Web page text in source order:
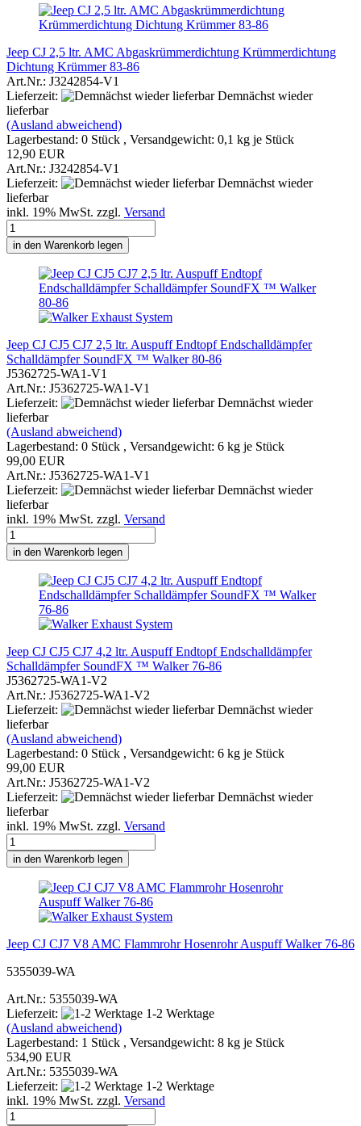
Jeep CJ 2,5 ltr. AMC Abgaskrümmerdichtung Krümmerdichtung
Dichtung Krümmer 83-86
Art.Nr.: J3242854-V1
Lieferzeit:
Demnächst wieder
lieferbar
(Ausland abweichend)
Lagerbestand: 0 Stück , Versandgewicht: 0,1 kg je Stück
12,90 EUR
Art.Nr.: J3242854-V1
Lieferzeit:
Demnächst wieder
lieferbar
inkl. 19% MwSt. zzgl. Versand
in den Warenkorb legen
Jeep CJ CJ5 CJ7 2,5 ltr. Auspuff Endtopf Endschalldämpfer
Schalldämpfer SoundFX ™ Walker 80-86
J5362725-WA1-V1
Art.Nr.: J5362725-WA1-V1
Lieferzeit:
Demnächst wieder
lieferbar
(Ausland abweichend)
Lagerbestand: 0 Stück , Versandgewicht: 6 kg je Stück
99,00 EUR
Art.Nr.: J5362725-WA1-V1
Lieferzeit:
Demnächst wieder
lieferbar
inkl. 19% MwSt. zzgl. Versand
in den Warenkorb legen
Jeep CJ CJ5 CJ7 4,2 ltr. Auspuff Endtopf Endschalldämpfer
Schalldämpfer SoundFX ™ Walker 76-86
J5362725-WA1-V2
Art.Nr.: J5362725-WA1-V2
Lieferzeit:
Demnächst wieder
lieferbar
(Ausland abweichend)
Lagerbestand: 0 Stück , Versandgewicht: 6 kg je Stück
99,00 EUR
Art.Nr.: J5362725-WA1-V2
Lieferzeit:
Demnächst wieder
lieferbar
inkl. 19% MwSt. zzgl. Versand
in den Warenkorb legen
Jeep CJ CJ7 V8 AMC Flammrohr Hosenrohr Auspuff Walker 76-86
5355039-WA
Art.Nr.: 5355039-WA
Lieferzeit:
1-2 Werktage
(Ausland abweichend)
Lagerbestand: 1 Stück , Versandgewicht: 8 kg je Stück
534,90 EUR
Art.Nr.: 5355039-WA
Lieferzeit:
1-2 Werktage
inkl. 19% MwSt. zzgl. Versand